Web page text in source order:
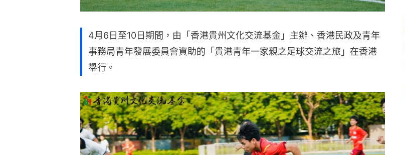
4月6日至10日期間，由「香港貴州文化交流基金」主辦、香港民政及青年
事務局青年發展委員會資助的「貴港青年一家親之足球交流之旅」在香港
舉行。